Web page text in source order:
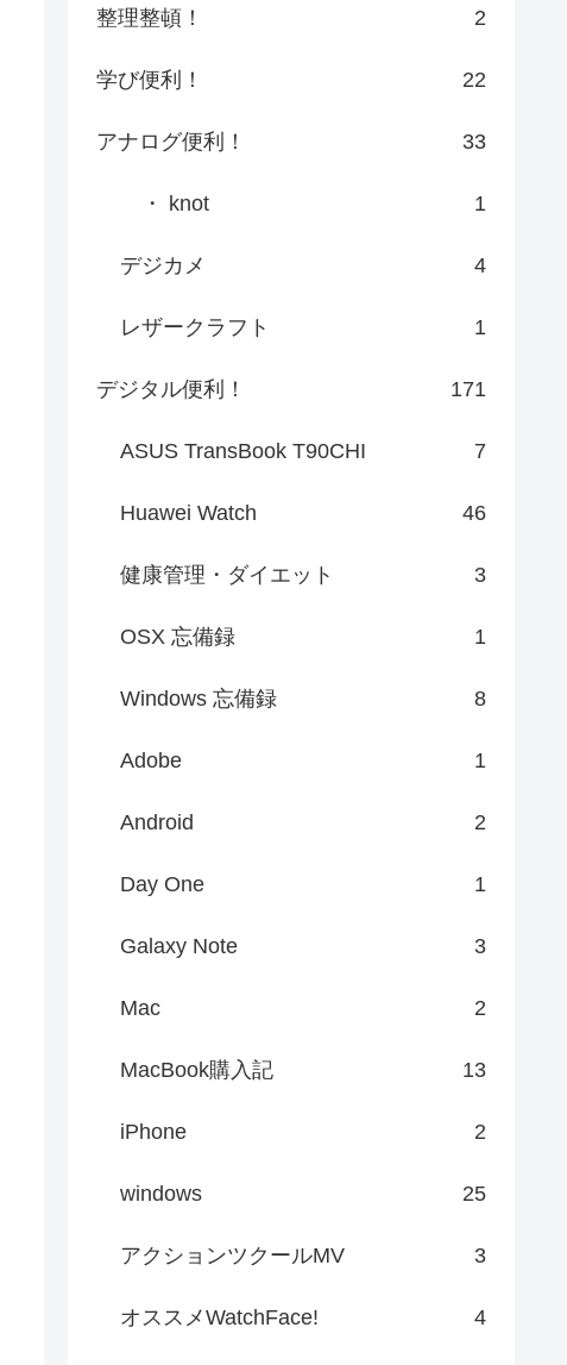
整理整頓！ 2
学び便利！ 22
アナログ便利！ 33
・ knot 1
デジカメ 4
レザークラフト 1
デジタル便利！ 171
ASUS TransBook T90CHI 7
Huawei Watch 46
健康管理・ダイエット 3
OSX 忘備録 1
Windows 忘備録 8
Adobe 1
Android 2
Day One 1
Galaxy Note 3
Mac 2
MacBook購入記 13
iPhone 2
windows 25
アクションツクールMV 3
オススメWatchFace! 4